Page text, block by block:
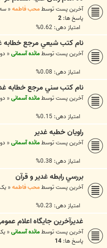
آخرین پست توسطمحب فاطمه« سه‌شنبه
پاسخ ها: 2
امتیاز دهی: 0.62%
نام کتب شيعي مرجع خطابه
آخرین پست توسطمائده آسمانی«
امتیاز دهی: 0.08%
نام کتب سني مرجع خطابه
آخرین پست توسطمائده آسمانی«
امتیاز دهی: 0.15%
راويان خطبه غدير
آخرین پست توسطمائده آسمانی«
امتیاز دهی: 0.38%
بررسي رابطه غدير و قرآن
آخرین پست توسطمحب فاطمه« یک‌شنبه
امتیاز دهی: 0.23%
غديرآخرين جايگاه اعلام
آخرین پست توسطمائده آسمانی«
پاسخ ها: 14